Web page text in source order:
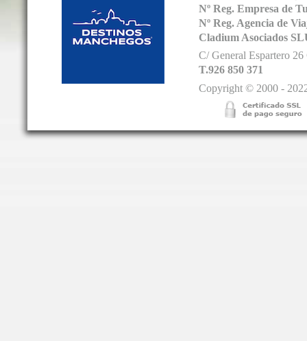
Nº Reg. Empresa de
Nº Reg. Agencia de
Cladium Asociados
C/ General Espartero
T.926 850 371
Copyright © 2000 -